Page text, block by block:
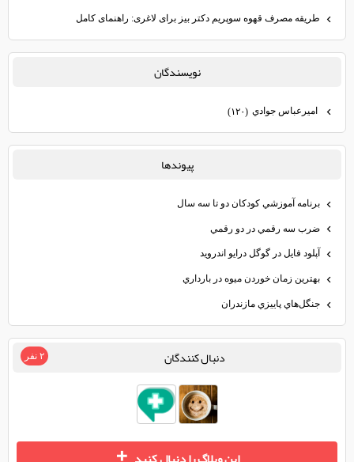
طریقه مصرف قهوه سوپریم دکتر بیز برای لاغری: راهنمای کامل
نويسندگان
اميرعباس جوادي(۱۲۰)
پيوندها
برنامه آموزشي كودكان دو تا سه سال
ضرب سه رقمي در دو رقمي
آپلود فايل در گوگل درايو اندرويد
بهترين زمان خوردن ميوه در بارداري
جنگل‌هاي پاييزي مازندران
دنبال كنندگان ۲ نفر